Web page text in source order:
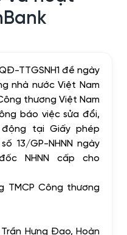
TTGSNH1 đề ngày
nhà nước Việt Nam
thương Việt Nam
báo việc sửa đổi,
tại Giấy phép
13/GP-NHNN ngày
NHNN cấp cho
TMCP Công thương
Hưng Đạo, Hoàn